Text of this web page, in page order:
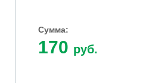
Сумма:
170 руб.